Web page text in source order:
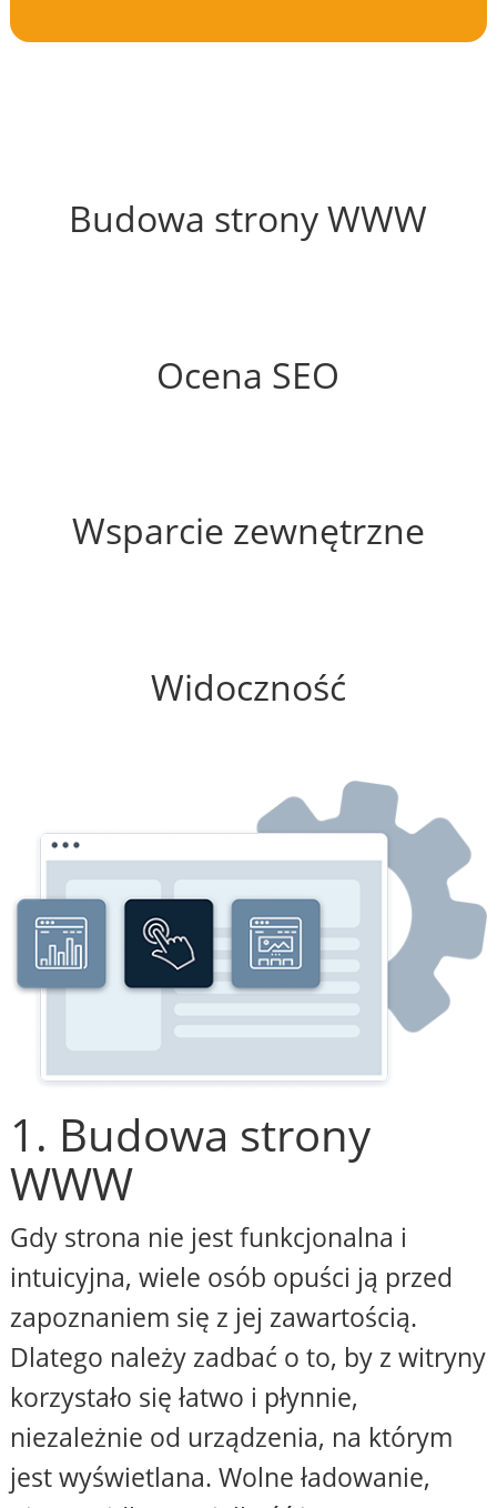
Budowa strony WWW
Ocena SEO
Wsparcie zewnętrzne
Widoczność
1. Budowa strony
WWW
Gdy strona nie jest funkcjonalna i
intuicyjna, wiele osób opuści ją przed
zapoznaniem się z jej zawartością.
Dlatego należy zadbać o to, by z witryny
korzystało się łatwo i płynnie,
niezależnie od urządzenia, na którym
jest wyświetlana. Wolne ładowanie,